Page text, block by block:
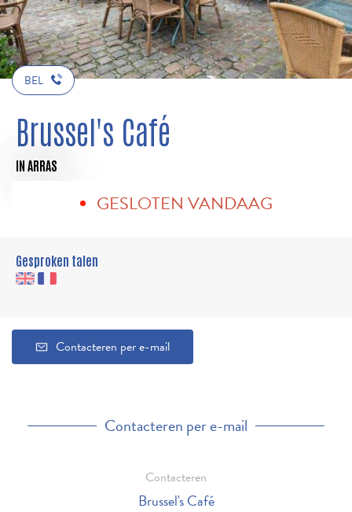
BEL
Brussel's Café
IN ARRAS
GESLOTEN VANDAAG
Gesproken talen
Contacteren per e-mail
Contacteren per e-mail
Contacteren
Brussel's Café